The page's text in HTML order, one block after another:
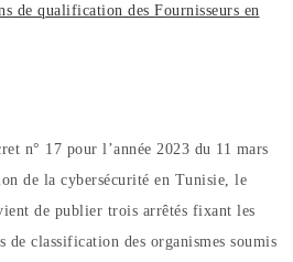
de qualification des Fournisseurs en
n° 17 pour l’année 2023 du 11 mars
de la cybersécurité en Tunisie, le
de publier trois arrêtés fixant les
de classification des organismes soumis